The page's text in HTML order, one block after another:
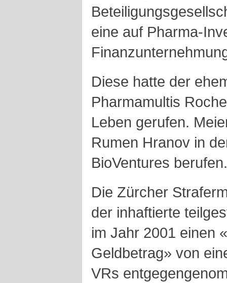
eine auf Pharma-
Diese hatte der
Pharmamultis
Leben gerufen.
Rumen Hranov in
BioVentures berufen.
Die Zürcher
der inhaftierte
im Jahr 2001 einen
Geldbetrag» von
VRs